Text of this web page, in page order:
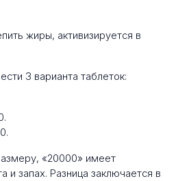
жиры, активизируется в
3 варианта таблеток:
«20000» имеет
и запах. Разница заключается в